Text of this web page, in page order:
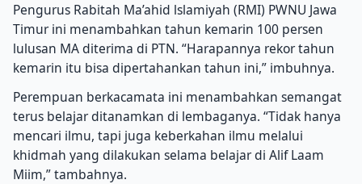
Pengurus Rabitah Ma’ahid lslamiyah (RMI) PWNU Jawa
Timur ini menambahkan tahun kemarin 100 persen
lulusan MA diterima di PTN. “Harapannya rekor tahun
kemarin itu bisa dipertahankan tahun ini,” imbuhnya.
Perempuan berkacamata ini menambahkan semangat
terus belajar ditanamkan di lembaganya. “Tidak hanya
mencari ilmu, tapi juga keberkahan ilmu melalui
khidmah yang dilakukan selama belajar di Alif Laam
Miim,” tambahnya.